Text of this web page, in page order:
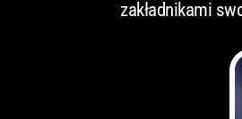
zakładnikami